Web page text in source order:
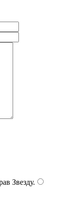
Звезду.